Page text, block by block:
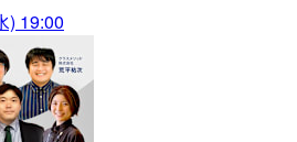
) 19:00